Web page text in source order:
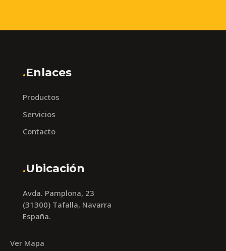
.Enlaces
Productos
Servicios
Contacto
.Ubicación
Avda. Pamplona, 23
(31300) Tafalla, Navarra
España.
Ver Mapa